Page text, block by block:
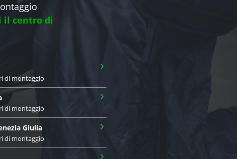
il centro di
di montaggio
›
di montaggio
›
Giulia
di montaggio
›
›